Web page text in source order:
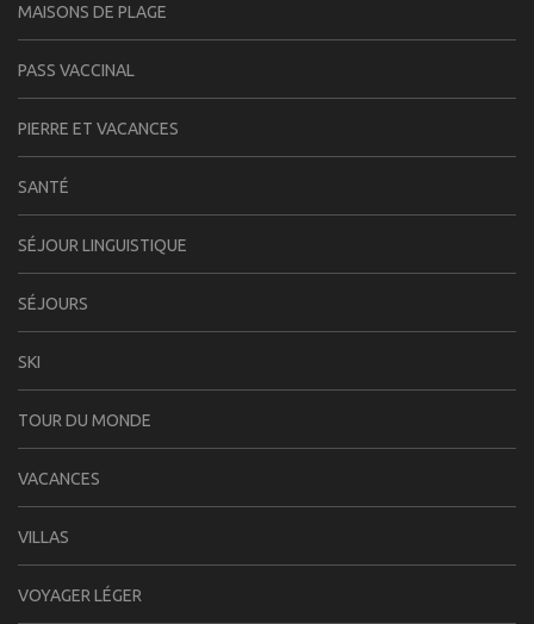
MAISONS DE PLAGE
PASS VACCINAL
PIERRE ET VACANCES
SANTÉ
SÉJOUR LINGUISTIQUE
SÉJOURS
SKI
TOUR DU MONDE
VACANCES
VILLAS
VOYAGER LÉGER